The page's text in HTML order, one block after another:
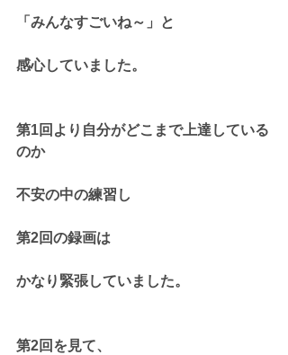
「みんなすごいね～」と
感心していました。
第1回より自分がどこまで上達している
のか
不安の中の練習し
第2回の録画は
かなり緊張していました。
第2回を見て、